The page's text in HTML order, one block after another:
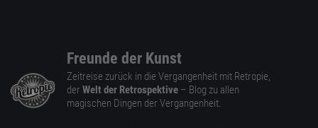
Freunde der Kunst
Zeitreise zurück in die Vergangenheit mit Retropie,
der Welt der Retrospektive – Blog zu allen
magischen Dingen der Vergangenheit.